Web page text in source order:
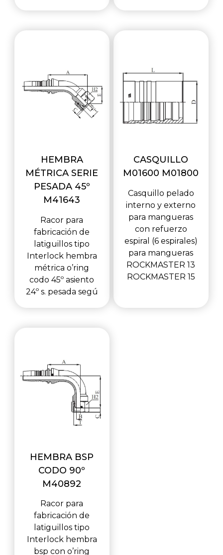
HEMBRA
MÉTRICA SERIE
PESADA 45º
M41643
Racor para
fabricación de
latiguillos tipo
Interlock hembra
métrica o’ring
codo 45º asiento
24º s. pesada segú
CASQUILLO
M01600 M01800
Casquillo pelado
interno y externo
para mangueras
con refuerzo
espiral (6 espirales)
para mangueras
ROCKMASTER 13
ROCKMASTER 15
HEMBRA BSP
CODO 90º
M40892
Racor para
fabricación de
latiguillos tipo
Interlock hembra
bsp con o’ring